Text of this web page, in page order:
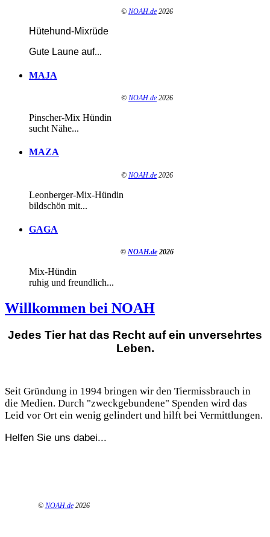
© NOAH.de 2026
Hütehund-Mixrüde
Gute Laune auf...
MAJA
© NOAH.de 2026
Pinscher-Mix Hündin
sucht Nähe...
MAZA
© NOAH.de 2026
Leonberger-Mix-Hündin
bildschön mit...
GAGA
© NOAH.de 2026
Mix-Hündin
ruhig und freundlich...
Willkommen bei NOAH
Jedes Tier hat das Recht auf ein unversehrtes
Leben.
Seit Gründung in 1994 bringen wir den Tiermissbrauch in
die Medien. Durch "zweckgebundene" Spenden wird das
Leid vor Ort ein wenig gelindert und hilft bei Vermittlungen.
Helfen Sie uns dabei...
© NOAH.de 2026